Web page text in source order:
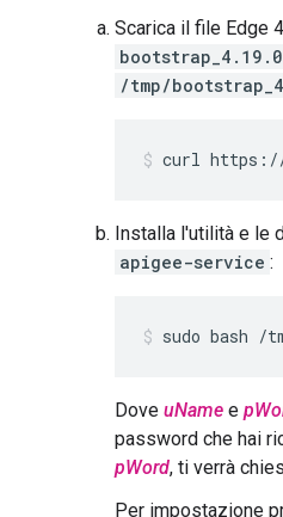
Scarica il file Edge
/tmp/
curl https://
Installa l'utilità e le
apigee-service :
sudo bash /
Dove uName e
password che hai
pWord, ti verrà
Per impostazione